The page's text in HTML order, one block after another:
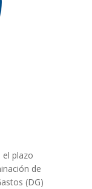
el plazo
de
(DG)